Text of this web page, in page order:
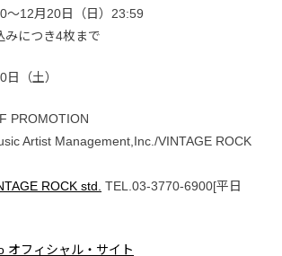
〜12月20日（日）23:59
につき4枚まで
（土）
PROMOTION
Artist Management,Inc./VINTAGE ROCK
ROCK std. TEL.03-3770-6900[平日
オフィシャル・サイト